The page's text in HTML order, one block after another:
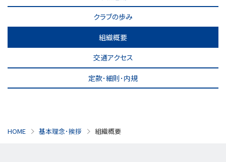
クラブの歩み
組織概要
交通アクセス
定款･細則･内規
HOME 基本理念･挨拶 組織概要